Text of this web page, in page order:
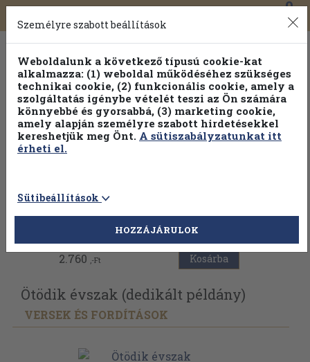
Toggle
navigation
0
Válogasson több mint 30 000 kötet közül
Hobbi témakörökben20% kedvezménnyel!
Vissza az előző oldalra
2.760 ,-Ft Kosárba
Ötödik évszak (dedikált példány)
VERSEK ÉS FORDÍTÁSOK
Személyre szabott beállítások
Weboldalunk a következő típusú cookie-kat
alkalmazza: (1) weboldal működéséhez szükséges
technikai cookie, (2) funkcionális cookie, amely a
szolgáltatás igénybe vételét teszi az Ön számára
könnyebbé és gyorsabbá, (3) marketing cookie,
amely alapján személyre szabott hirdetésekkel
kereshetjük meg Önt. A sütiszabályzatunkat itt
érheti el.
Sütibeállítások
HOZZÁJÁRULOK